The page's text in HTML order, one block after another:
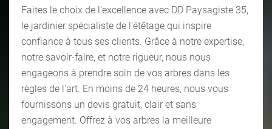
Faites le choix de l'excellence avec DD Paysagiste 35,
le jardinier spécialiste de l'étêtage qui inspire
confiance à tous ses clients. Grâce à notre expertise,
notre savoir-faire, et notre rigueur, nous nous
engageons à prendre soin de vos arbres dans les
règles de l'art. En moins de 24 heures, nous vous
fournissons un devis gratuit, clair et sans
engagement. Offrez à vos arbres la meilleure